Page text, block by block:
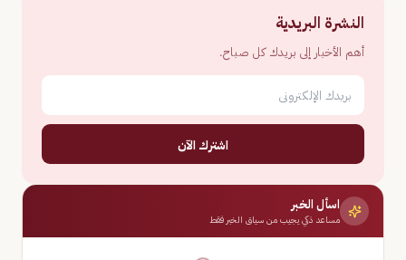
النشرة البريدية
أهم الأخبار إلى بريدك كل صباح.
اشترك الآن
اسأل الخبر
مساعد ذكي يجيب من سياق الخبر فقط